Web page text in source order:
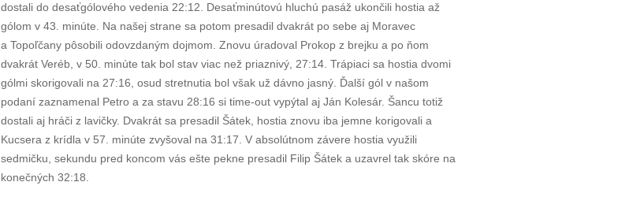
dostali do desaťgólového vedenia 22:12. Desaťminútovú hluchú pasáž ukončili hostia až
gólom v 43. minúte. Na našej strane sa potom presadil dvakrát po sebe aj Moravec
a Topoľčany pôsobili odovzdaným dojmom. Znovu úradoval Prokop z brejku a po ňom
dvakrát Veréb, v 50. minúte tak bol stav viac než priaznivý, 27:14. Trápiaci sa hostia dvomi
gólmi skorigovali na 27:16, osud stretnutia bol však už dávno jasný. Ďalší gól v našom
podaní zaznamenal Petro a za stavu 28:16 si time-out vypýtal aj Ján Kolesár. Šancu totiž
dostali aj hráči z lavičky. Dvakrát sa presadil Šátek, hostia znovu iba jemne korigovali a
Kucsera z krídla v 57. minúte zvyšoval na 31:17. V absolútnom závere hostia využili
sedmičku, sekundu pred koncom vás ešte pekne presadil Filip Šátek a uzavrel tak skóre na
konečných 32:18.